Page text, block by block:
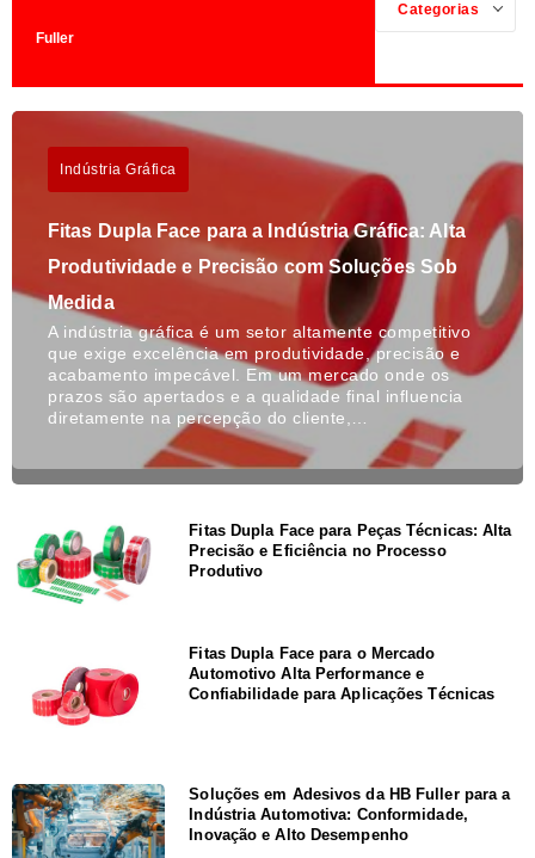
Fuller
Categorias
Indústria Gráfica
Fitas Dupla Face para a Indústria Gráfica: Alta
Produtividade e Precisão com Soluções Sob
Medida
A indústria gráfica é um setor altamente competitivo
que exige excelência em produtividade, precisão e
acabamento impecável. Em um mercado onde os
prazos são apertados e a qualidade final influencia
diretamente na percepção do cliente,…
Fitas Dupla Face para Peças Técnicas: Alta
Precisão e Eficiência no Processo
Produtivo
Fitas Dupla Face para o Mercado
Automotivo Alta Performance e
Confiabilidade para Aplicações Técnicas
Soluções em Adesivos da HB Fuller para a
Indústria Automotiva: Conformidade,
Inovação e Alto Desempenho